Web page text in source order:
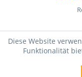
Diese Website
Funktionalität